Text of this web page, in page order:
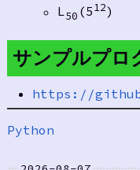
L50 (512)
サンプルプロ
https://
Python